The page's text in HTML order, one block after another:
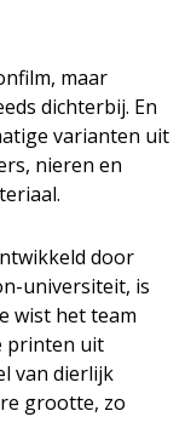
maar
dichterbij. En
varianten uit
nieren en
door
universiteit, is
wist het team
printen uit
van dierlijk
grootte, zo